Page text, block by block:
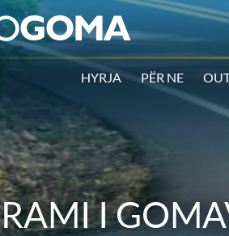
HYRJA PËR NE
I